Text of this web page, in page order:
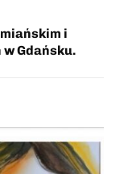
i
Gdańsku.